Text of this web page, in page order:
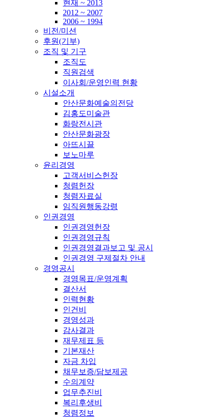
현재 ~ 2013
2012 ~ 2007
2006 ~ 1994
비전/미션
후원(기부)
조직 및 기구
조직도
직원검색
이사회/운영인력 현황
시설소개
안산문화예술의전당
김홍도미술관
화랑전시관
안산문화광장
아뜨시끌
보노마루
윤리경영
고객서비스헌장
청렴헌장
청렴자료실
임직원행동강령
인권경영
인권경영헌장
인권경영규칙
인권경영결과보고 및 공시
인권경영 구제절차 안내
경영공시
경영목표/운영계획
결산서
인력현황
인건비
경영성과
감사결과
재무제표 등
기본재산
자금 차입
채무보증/담보제공
수의계약
업무추진비
복리후생비
청렴정보